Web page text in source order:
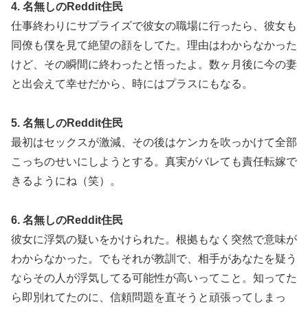
4. 名無しのReddit住民
仕事終わりにサプライズで彼女の職場に行ったら、彼女も
同僚も僕を見て絶望の顔をしてた。理由はわからなかった
けど、その瞬間に終わったと悟ったよ。数ヶ月後に今の妻
と出会えて幸せだから、時にはプラスにもなる。
5. 名無しのReddit住民
最初はセックスが激減、その後はケンカを吹っかけて全部
こっちのせいにしようとする。真実がバレても責任転嫁で
きるようにね（笑）。
6. 名無しのReddit住民
彼女に浮気の疑いをかけられた。根拠もなく突然で意味が
わからなかった。でもそれが教訓で、相手があなたを疑う
ならその人が浮気してる可能性が高いってこと。知ってた
ら即別れてたのに、信頼問題を直そうと頑張ってしまっ